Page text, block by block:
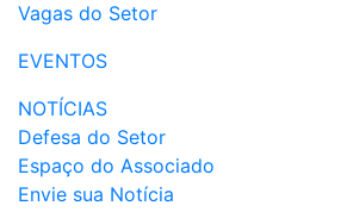
Vagas do Setor
EVENTOS
NOTÍCIAS
Defesa do Setor
Espaço do Associado
Envie sua Notícia